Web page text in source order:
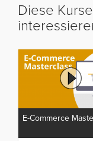
Diese
E-Commerce